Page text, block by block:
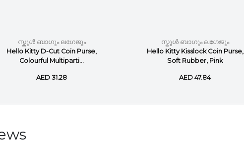
സ്കൂൾ ബാഗും ലഗേജും
Hello Kitty D-Cut Coin Purse,
Colourful Multiparti...
AED 31.28
സ്കൂൾ ബാഗും ലഗേജും
Hello Kitty Kisslock Coin Purse,
Soft Rubber, Pink
AED 47.84